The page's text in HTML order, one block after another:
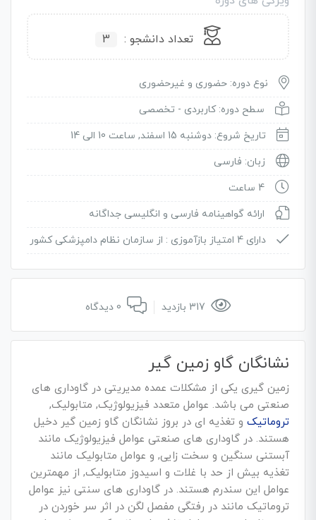
تعداد دانشجو : 3
نوع دوره: حضوری و غیرحضوری
سطح دوره: کاربردی - تخصصی
تاریخ شروع: دوشنبه 15 اسفند, ساعت 10 الی 14
زبان: فارسی
4 ساعت
ارائه گواهینامه فارسی و انگلیسی جداگانه
دارای 4 امتیاز بازآموزی :
از سازمان نظام دامپزشکی کشور
نشانگان گاو زمین گیر
زمین گیری یکی از مشکلات عمده مدیریتی در گاوداری های
صنعتی می باشد. عوامل متعدد فیزیولوژیک, متابولیک,
تروماتیکو تغذیه ای در بروز نشانگان گاو زمین گیر دخیل
هستند. در گاوداری های صنعتی عوامل فیزیولوژیک مانند
آبستنی سنگین و سخت زایی, و عوامل متابولیک مانند
تغذیه بیش از حد با غلات و اسیدوز متابولیک, از مهمترین
عوامل این سندرم هستند. در گاوداری های سنتی نیز عوامل
تروماتیک مانند در رفتگی مفصل لگن در اثر سر خوردن در